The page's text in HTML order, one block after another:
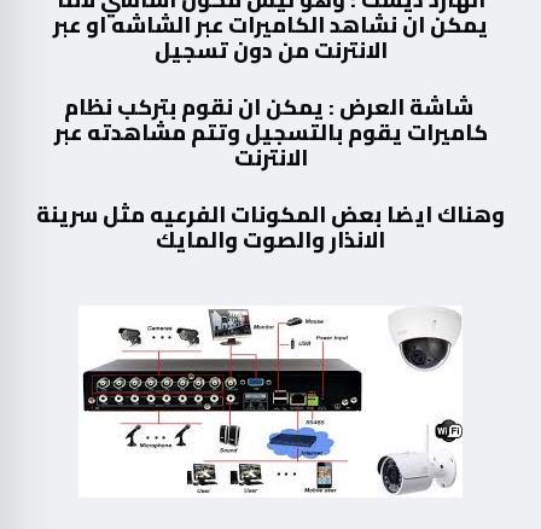
يمكن ان نشاهد الكاميرات عبر الشاشه او عبر
الانترنت من دون تسجيل
شاشة العرض : يمكن ان نقوم بتركب نظام
كاميرات يقوم بالتسجيل وتتم مشاهدته عبر
الانترنت
وهناك ايضا بعض المكونات الفرعيه مثل سرينة
الانذار والصوت والمايك